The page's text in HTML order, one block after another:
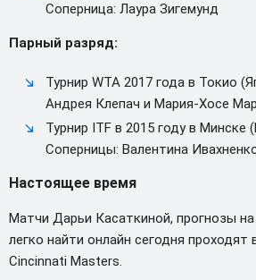
Соперница: Лаура Зигемунд
Парный разряд:
Турнир WTA 2017 года в Токио
Андрея Клепач и Мария-Хосе
Турнир ITF в 2015 году в Минске
Соперницы: Валентина
Настоящее время
Матчи Дарьи Касаткиной, прогнозы
легко найти онлайн сегодня проходят
Cincinnati Masters.